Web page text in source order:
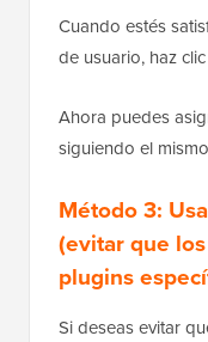
Cuando estés
de usuario, haz
Ahora puedes
siguiendo el
Método 3:
(evitar que
plugins
Si deseas evitar